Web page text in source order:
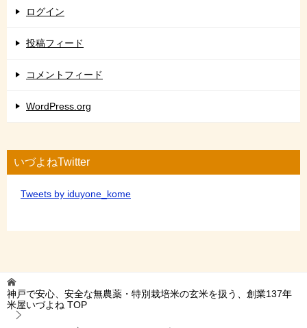
ログイン
投稿フィード
コメントフィード
WordPress.org
いづよねTwitter
Tweets by iduyone_kome
神戸で安心、安全な無農薬・特別栽培米の玄米を扱う、創業137年
米屋いづよね TOP